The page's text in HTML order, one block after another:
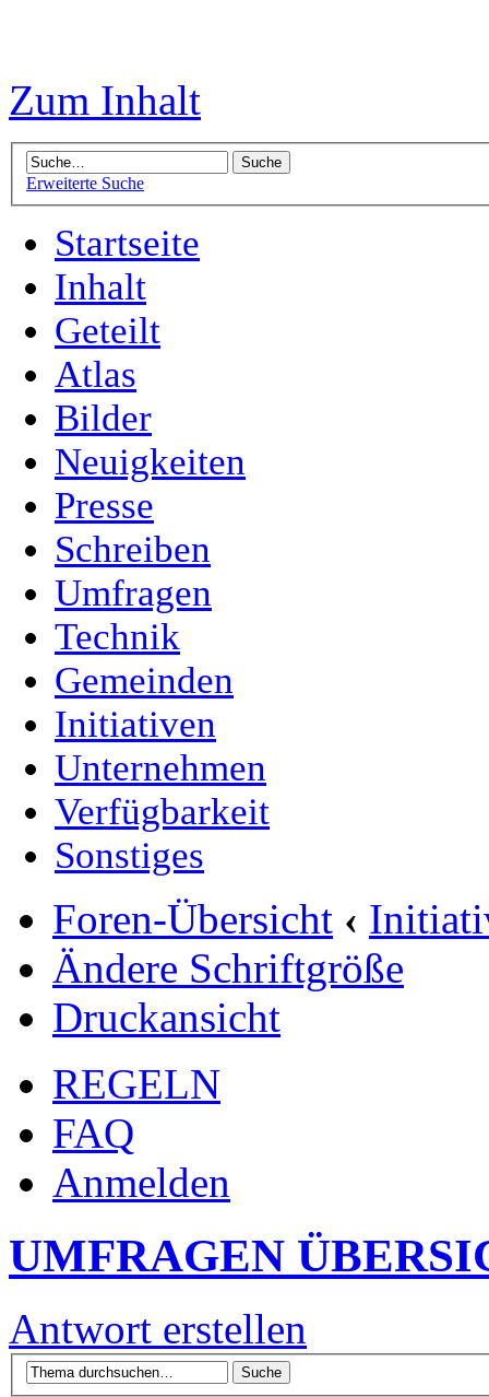
Zum Inhalt
Erweiterte Suche
Startseite
Inhalt
Geteilt
Atlas
Bilder
Neuigkeiten
Presse
Schreiben
Umfragen
Technik
Gemeinden
Initiativen
Unternehmen
Verfügbarkeit
Sonstiges
Foren-Übersicht ‹
Ändere Schriftgröße
Druckansicht
REGELN
FAQ
Anmelden
UMFRAGEN
Antwort erstellen